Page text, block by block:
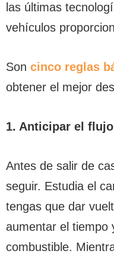
las últimas
vehículos
Son cinco reglas
obtener el mejor
1. Anticipar el
Antes de salir de
seguir. Estudia el
tengas que dar
aumentar el tiempo
combustible.